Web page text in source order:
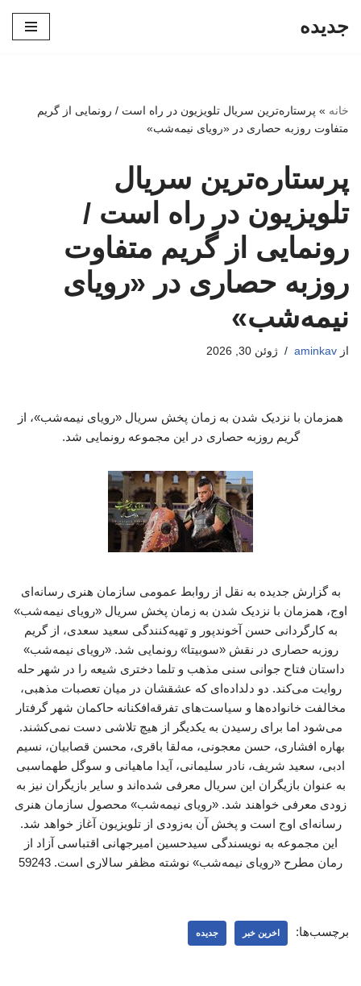
جدیده
خانه » پرستاره‌ترین سریال تلویزیون در راه است / رونمایی از گریم
متفاوت روزبه حصاری در «رویای نیمه‌شب»
پرستاره‌ترین سریال
تلویزیون در راه است /
رونمایی از گریم متفاوت
روزبه حصاری در «رویای
نیمه‌شب»
از aminkav ژوئن 30, 2026
همزمان با نزدیک شدن به زمان پخش سریال «رویای نیمه‌شب»، از
گریم روزبه حصاری در این مجموعه رونمایی شد.
به گزارش جدیده به نقل از روابط عمومی سازمان هنری رسانه‌ای
اوج، همزمان با نزدیک شدن به زمان پخش سریال «رویای نیمه‌شب»
به کارگردانی حسن آخوندپور و تهیه‌کنندگی سعید سعدی، از گریم
روزبه حصاری در نقش «سوبیتا» رونمایی شد. «رویای نیمه‌شب»
داستان فتاح جوانی سنی مذهب و تلما دختری شیعه را در شهر حله
روایت می‌کند. دو دلداده‌ای که عشقشان در میان تعصبات مذهبی،
مخالفت خانواده‌ها و سیاست‌های تفرقه‌افکنانه حاکمان شهر گرفتار
می‌شود اما برای رسیدن به یکدیگر از هیچ تلاشی دست نمی‌کشند.
بهاره افشاری، حسن معجونی، مه‌لقا باقری، محسن قصابیان، نسیم
ادبی، سعید شریف، نادر سلیمانی، آیدا ماهیانی و سوگل طهماسبی
به عنوان بازیگران این سریال معرفی شده‌اند و سایر بازیگران نیز به
زودی معرفی خواهند شد. «رویای نیمه‌شب» محصول سازمان هنری
رسانه‌ای اوج است و پخش آن به‌زودی از تلویزیون آغاز خواهد شد.
این مجموعه به نویسندگی سیدحسین امیرجهانی اقتباسی آزاد از
رمان مطرح «رویای نیمه‌شب» نوشته مظفر سالاری است. 59243
برچسب‌ها: اخرین خبر جدیده